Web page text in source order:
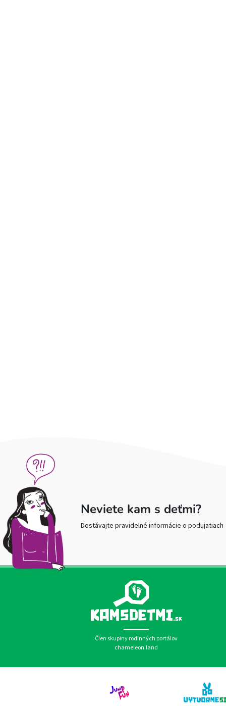
Neviete kam s deťmi?
Dostávajte pravidelné informácie o podujatiach
Člen skupiny rodinných portálov
chameleon.land